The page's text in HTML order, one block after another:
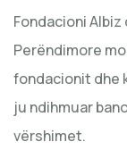
Fondacioni
Perëndimore
fondacionit dhe
ju ndihmuar
vërshimet.